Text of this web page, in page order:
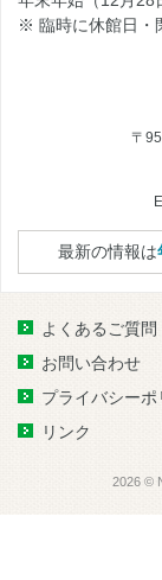
※ 臨時に休館日・
〒
最新の情報は
よくあるご質問
お問い合わせ
プライバシーポ
リンク
2026 ©